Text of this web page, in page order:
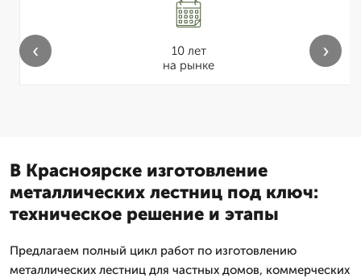
10 лет
на рынке
‹ ›
В Красноярске изготовление
металлических лестниц под ключ:
техническое решение и этапы
Предлагаем полный цикл работ по изготовлению
металлических лестниц для частных домов, коммерческих